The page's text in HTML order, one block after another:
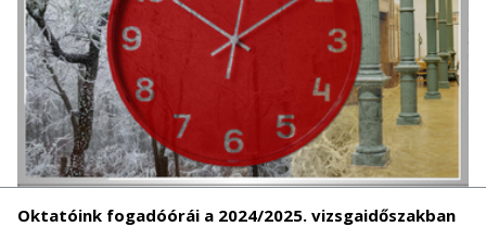
Oktatóink fogadóórái a 2024/2025. vizsgaidőszakban